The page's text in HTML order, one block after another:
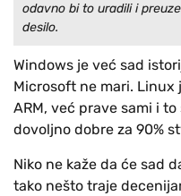
odavno bi to uradili i
desilo.
Windows je već sad
Microsoft ne mari. Linux
ARM, već prave sami i
dovoljno dobre za 90%
Niko ne kaže da će sad
tako nešto traje